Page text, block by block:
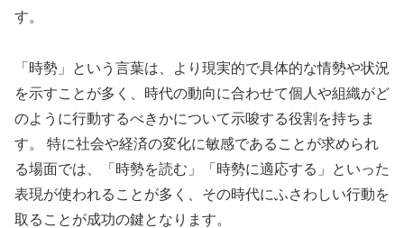
す。
「時勢」という言葉は、より現実的で具体的な情勢や状況
を示すことが多く、時代の動向に合わせて個人や組織がど
のように行動するべきかについて示唆する役割を持ちま
す。 特に社会や経済の変化に敏感であることが求められ
る場面では、「時勢を読む」「時勢に適応する」といった
表現が使われることが多く、その時代にふさわしい行動を
取ることが成功の鍵となります。